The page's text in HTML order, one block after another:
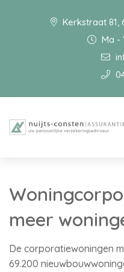
Kerkstraat 81,
Ma -
meer
De corporatiewoningen
69.200